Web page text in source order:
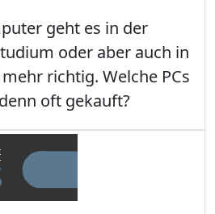
geht es in der
oder aber auch in
richtig. Welche PCs
oft gekauft?